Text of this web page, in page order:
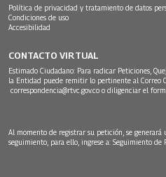
Política de privacidad y tratamiento de datos
Condiciones de uso
Accesibilidad
CONTACTO VIRTUAL
Estimado Ciudadano: Para radicar Peticiones,
la Entidad puede remitir lo pertinente al Correo
correspondencia@rtvc.gov.co o diligenciar el
Al momento de registrar su petición, se
seguimiento, para ello, ingrese a: Seguimiento de